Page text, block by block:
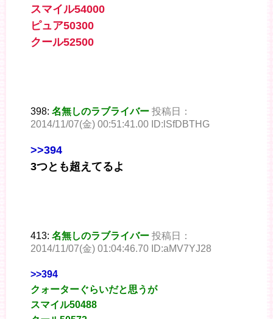
スマイル54000
ピュア50300
クール52500
398: 名無しのラブライバー 投稿日：
2014/11/07(金) 00:51:41.00 ID:lSfDBTHG
>>394
3つとも超えてるよ
413: 名無しのラブライバー 投稿日：
2014/11/07(金) 01:04:46.70 ID:aMV7YJ28
>>394
クォーターぐらいだと思うが
スマイル50488